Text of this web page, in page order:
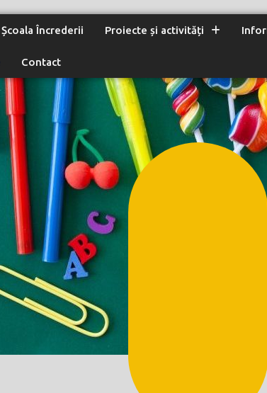
Școala Încrederii Proiecte și activități
Contact